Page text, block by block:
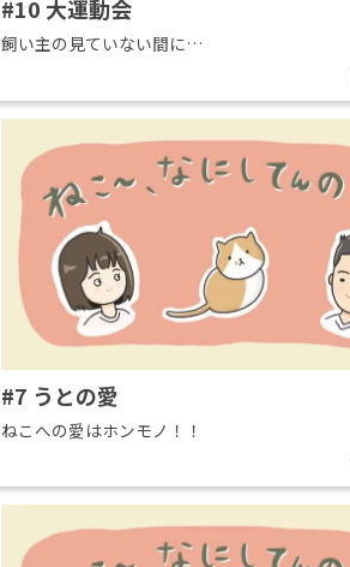
#10 大運動会
飼い主の見ていない間に…
#7 うとの愛
ねこへの愛はホンモノ！！